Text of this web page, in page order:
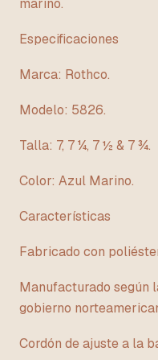
marino.
Especificaciones
Marca: Rothco.
Modelo: 5826.
Talla: 7, 7 ¼, 7 ½ & 7 ¾.
Color: Azul Marino.
Características
Fabricado con
Manufacturado según
gobierno
Cordón de ajuste a la